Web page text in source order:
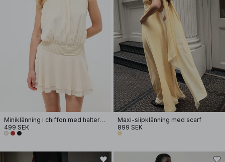
Miniklänning i chiffon med halterneck
499 SEK
Maxi-slipklänning med scarf
899 SEK